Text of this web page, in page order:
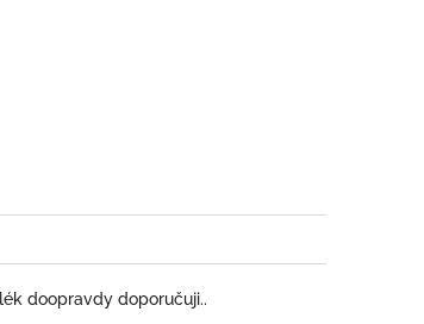
doopravdy doporučuji..